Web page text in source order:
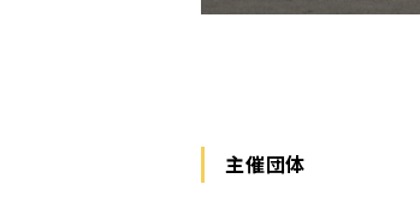
主催団体